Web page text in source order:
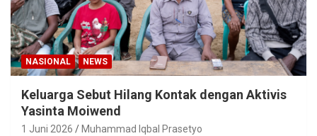
NASIONAL NEWS
Keluarga Sebut Hilang Kontak dengan Aktivis
Yasinta Moiwend
1 Juni 2026 Muhammad Iqbal Prasetyo